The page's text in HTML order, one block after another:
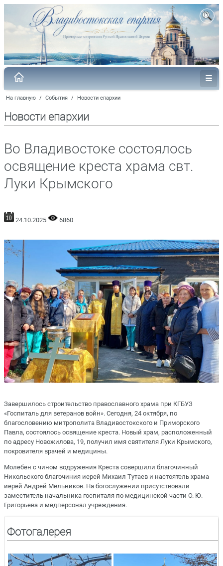
На главную / События / Новости епархии
Новости епархии
Во Владивостоке состоялось
освящение креста храма свт.
Луки Крымского
24.10.2025 6860
Завершилось строительство православного храма при КГБУЗ
«Госпиталь для ветеранов войн». Сегодня, 24 октября, по
благословению митрополита Владивостокского и Приморского
Павла, состоялось освящение креста. Новый храм, расположенный
по адресу Новожилова, 19, получил имя святителя Луки Крымского,
покровителя врачей и медицины.
Молебен с чином водружения Креста совершили благочинный
Никольского благочиния иерей Михаил Тутаев и настоятель храма
иерей Андрей Мельников. На богослужении присутствовали
заместитель начальника госпиталя по медицинской части О. Ю.
Григорьева и медперсонал учреждения.
Фотогалерея